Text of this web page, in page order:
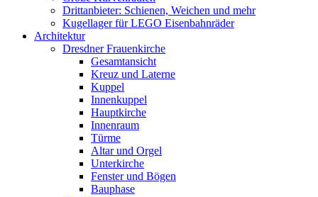
Drittanbieter: Schienen, Weichen und mehr
Kugellager für LEGO Eisenbahnräder
Architektur
Dresdner Frauenkirche
Gesamtansicht
Kreuz und Laterne
Kuppel
Innenkuppel
Hauptkirche
Innenraum
Türme
Altar und Orgel
Unterkirche
Fenster und Bögen
Bauphase